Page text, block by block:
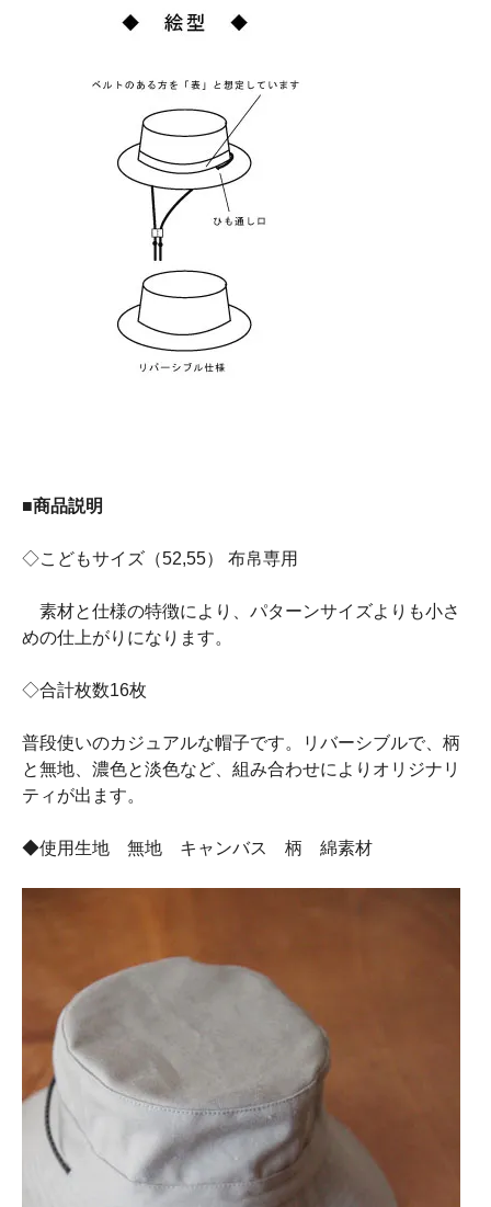
■商品説明
◇こどもサイズ（52,55） 布帛専用
素材と仕様の特徴により、パターンサイズよりも小さ
めの仕上がりになります。
◇合計枚数16枚
普段使いのカジュアルな帽子です。リバーシブルで、柄
と無地、濃色と淡色など、組み合わせによりオリジナリ
ティが出ます。
◆使用生地 無地 キャンバス 柄 綿素材